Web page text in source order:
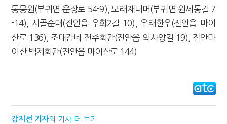
동몽원(부귀면 운장로 54-9), 모래재너머(부귀면 원세동길 7
-14), 시골순대(진안읍 우화2길 10), 우래한우(진안읍 마이
산로 136), 조대감네 전주회관(진안읍 외사양길 19), 진안마
이산 백제회관(진안읍 마이산로 144)
강지선 기자의 기사 더 보기